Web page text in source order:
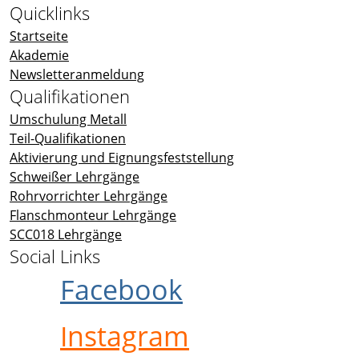
Quicklinks
Startseite
Akademie
Newsletteranmeldung
Qualifikationen
Umschulung Metall
Teil-Qualifikationen
Aktivierung und Eignungsfeststellung
Schweißer Lehrgänge
Rohrvorrichter Lehrgänge
Flanschmonteur Lehrgänge
SCC018 Lehrgänge
Social Links
Facebook
Instagram